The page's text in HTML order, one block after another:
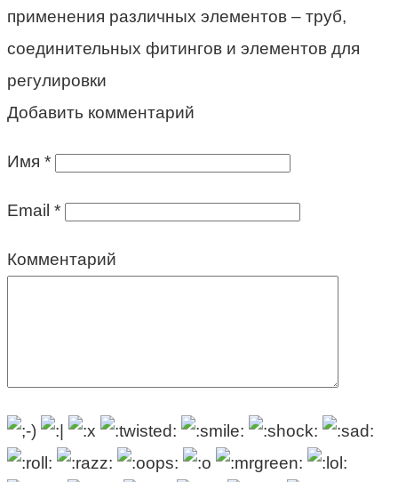
применения различных элементов – труб,
соединительных фитингов и элементов для
регулировки
Добавить комментарий
Имя *
Email *
Комментарий